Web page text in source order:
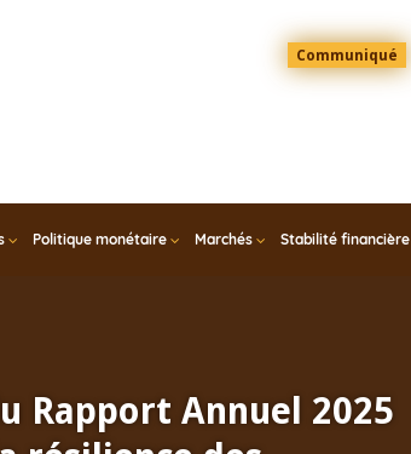
Menu
Top
Communiqué
Politique monétaire Marchés Stabilité financière
Rapport Annuel 2025